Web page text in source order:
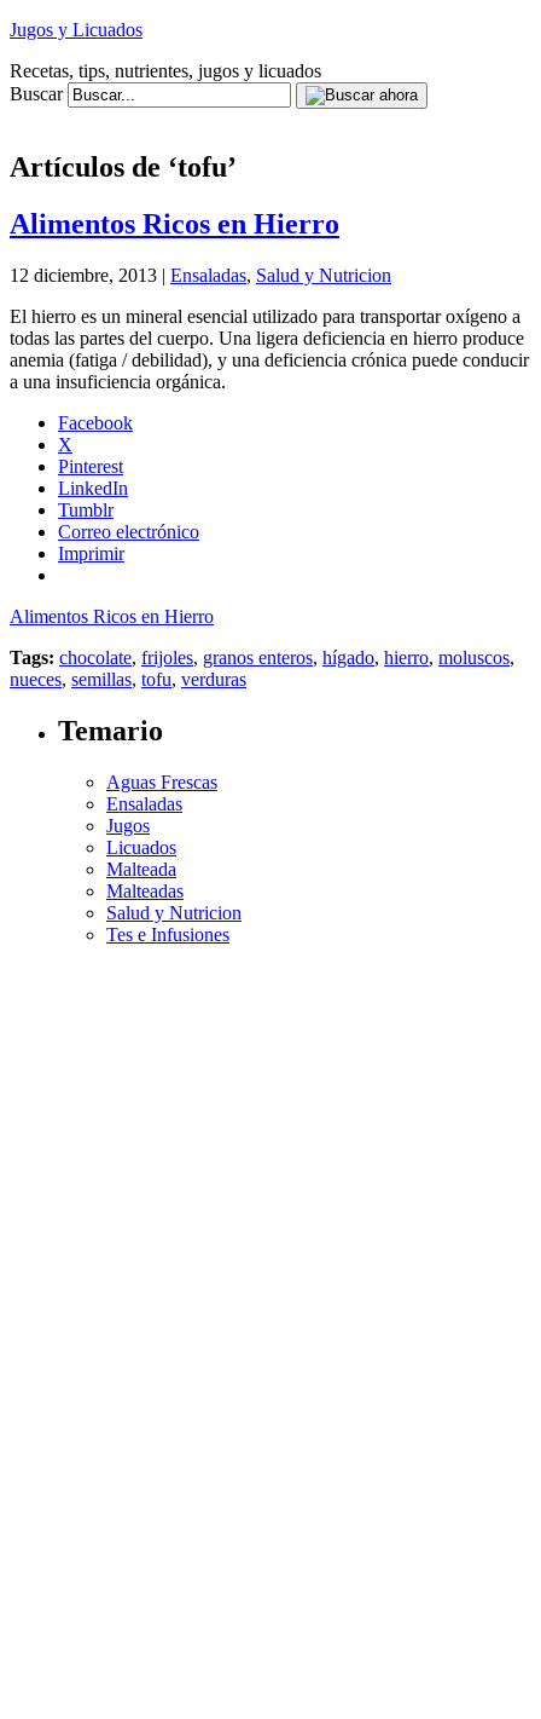
Jugos y Licuados
Recetas, tips, nutrientes, jugos y licuados
Buscar
Artículos de ‘tofu’
Alimentos Ricos en Hierro
12 diciembre, 2013 | Ensaladas, Salud y Nutricion
El hierro es un mineral esencial utilizado para transportar oxígeno a
todas las partes del cuerpo. Una ligera deficiencia en hierro produce
anemia (fatiga / debilidad), y una deficiencia crónica puede conducir
a una insuficiencia orgánica.
Facebook
X
Pinterest
LinkedIn
Tumblr
Correo electrónico
Imprimir
Alimentos Ricos en Hierro
Tags: chocolate, frijoles, granos enteros, hígado, hierro, moluscos,
nueces, semillas, tofu, verduras
Temario
Aguas Frescas
Ensaladas
Jugos
Licuados
Malteada
Malteadas
Salud y Nutricion
Tes e Infusiones